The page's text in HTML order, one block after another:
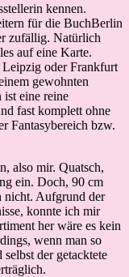
kennen.
für die BuchBerlin
zufällig. Natürlich
auf eine Karte.
oder Frankfurt
gewohnten
eine reine
fast komplett ohne
Fantasybereich bzw.
also mir. Quatsch,
ein. Doch, 90 cm
nicht. Aufgrund der
konnte ich mir
her wäre es kein
wenn man so
der getacktete